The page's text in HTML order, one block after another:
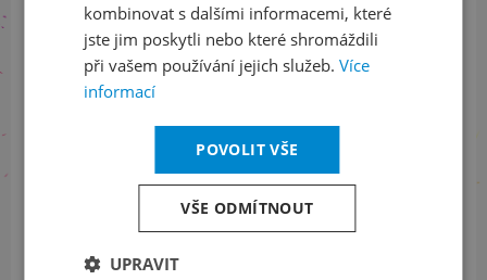
Sledujte nás na sociálních sítích
Informace o stavu objednávek
kombinovat s dalšími informacemi, které
jste jim poskytli nebo které shromáždili
při vašem používání jejich služeb. Více
informací
POVOLIT VŠE
VŠE ODMÍTNOUT
UPRAVIT